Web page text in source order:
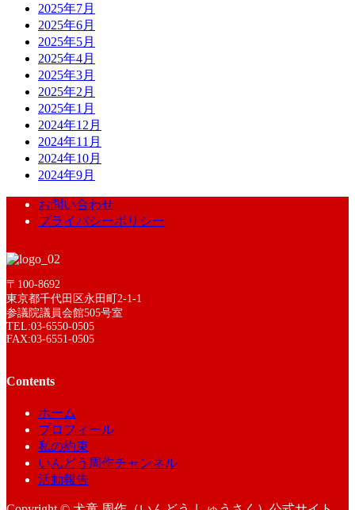
2025年7月
2025年6月
2025年5月
2025年4月
2025年3月
2025年2月
2025年1月
2024年12月
2024年11月
2024年10月
2024年9月
お問い合わせ
プライバシーポリシー
〒100-8692
東京都千代田区永田町2-1-1
参議院議員会館505号室
TEL:03-6550-0505
FAX:03-6551-0505
Contents
ホーム
プロフィール
私の約束
いんどう周作チャンネル
活動報告